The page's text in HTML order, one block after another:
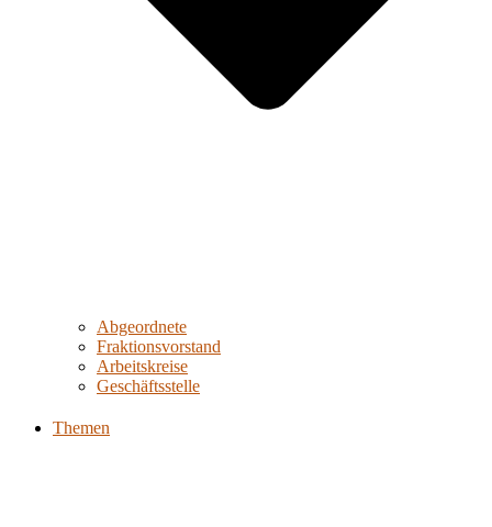
Abgeordnete
Fraktionsvorstand
Arbeitskreise
Geschäftsstelle
Themen